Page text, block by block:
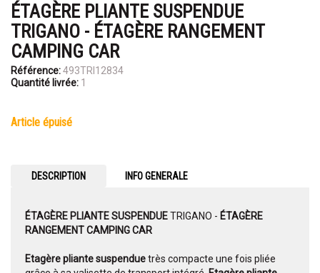
ÉTAGÈRE PLIANTE SUSPENDUE
TRIGANO - ÉTAGÈRE RANGEMENT
CAMPING CAR
Référence:493TRI12834
Quantité livrée: 1
article épuisé
DESCRIPTION INFO GENERALE
ÉTAGÈRE PLIANTE SUSPENDUETRIGANO - ÉTAGÈRE
RANGEMENT CAMPING CAR
Etagère pliante suspenduetrès compacte une fois pliée